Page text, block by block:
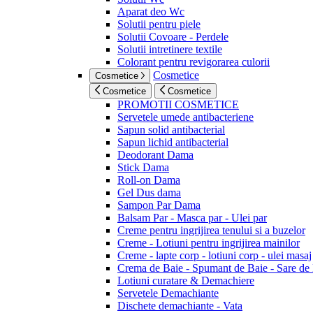
Aparat deo Wc
Solutii pentru piele
Solutii Covoare - Perdele
Solutii intretinere textile
Colorant pentru revigorarea culorii
Cosmetice Cosmetice
Cosmetice Cosmetice
PROMOTII COSMETICE
Servetele umede antibacteriene
Sapun solid antibacterial
Sapun lichid antibacterial
Deodorant Dama
Stick Dama
Roll-on Dama
Gel Dus dama
Sampon Par Dama
Balsam Par - Masca par - Ulei par
Creme pentru ingrijirea tenului si a buzelor
Creme - Lotiuni pentru ingrijirea mainilor
Creme - lapte corp - lotiuni corp - ulei masaj
Crema de Baie - Spumant de Baie - Sare de
Lotiuni curatare & Demachiere
Servetele Demachiante
Dischete demachiante - Vata